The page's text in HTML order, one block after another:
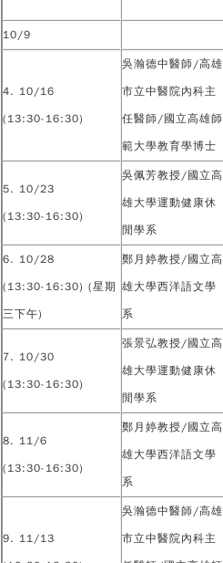
10/9
4. 10/16
(13:30-16:30)
吳瀚德中醫師/高雄
市立中醫院內科主
任醫師/國立高雄師
範大學教育學博士
5. 10/23
(13:30-16:30)
吳佩芳教授/國立高
雄大學運動健康休
閒學系
6. 10/28
(13:30-16:30) (星期
三下午)
鄭月婷教授/國立高
雄大學西洋語文學
系
7. 10/30
(13:30-16:30)
張景弘教授/國立高
雄大學運動健康休
閒學系
8. 11/6
(13:30-16:30)
鄭月婷教授/國立高
雄大學西洋語文學
系
9. 11/13
吳瀚德中醫師/高雄
市立中醫院內科主